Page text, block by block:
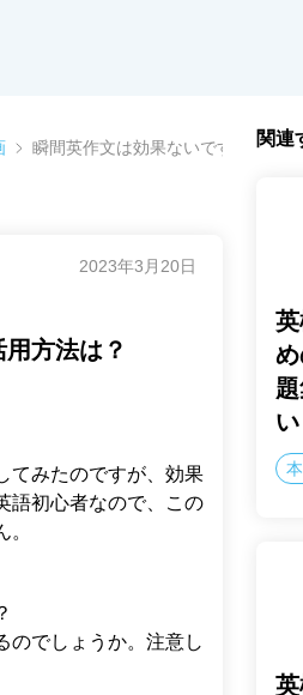
瞬間英作文は効果ないですか？効果
2023年3月20日
方法は？
てみたのですが、効果
語初心者なので、この
のでしょうか。注意し
関連
い